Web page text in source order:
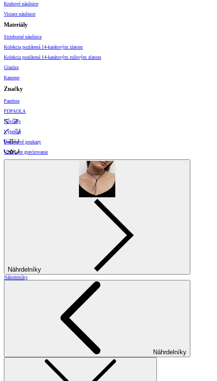
Kruhové náušnice
Visiace náušnice
Materiály
Strieborné náušnice
Kolekcia pozlátená 14-karátovým zlatom
Kolekcia pozlátená 14-karátovým ružovým zlatom
Glazúra
Kamene
Značky
Pandora
PDPAOLA
Novinky
Výpredaj
Darčekové poukazy
Vzory pre gravírovanie
Náhrdelníky
Náhrdelníky
Náhrdelníky